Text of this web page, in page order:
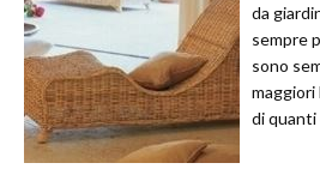
da
sempre
sono
maggiori
di quanti